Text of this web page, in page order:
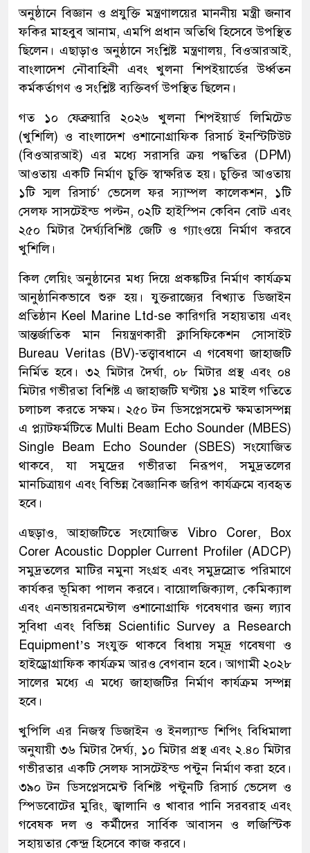
অনুষ্ঠানে বিজ্ঞান ও প্রযুক্তি মন্ত্রণালয়ের মাননীয় মন্ত্রী জনাব
ফকির মাহবুব আনাম, এমপি প্রধান অতিথি হিসেবে উপস্থিত
ছিলেন। এছাড়াও অনুষ্ঠানে সংশ্লিষ্ট মন্ত্রণালয়, বিওআরআই,
বাংলাদেশ নৌবাহিনী এবং খুলনা শিপইয়ার্ডের উর্ধ্বতন
কর্মকর্তাগণ ও সংশ্লিষ্ট ব্যক্তিবর্গ উপস্থিত ছিলেন।
গত ১০ ফেব্রুয়ারি ২০২৬ খুলনা শিপইয়ার্ড লিমিটেড
(খুশিলি) ও বাংলাদেশ ওশানোগ্রাফিক রিসার্চ ইনস্টিটিউট
(বিওআরআই) এর মধ্যে সরাসরি ক্রয় পদ্ধতির (DPM)
আওতায় একটি নির্মাণ চুক্তি স্বাক্ষরিত হয়। চুক্তির আওতায়
১টি স্মল রিসার্চ’ ভেসেল ফর স্যাম্পল কালেকশন, ১টি
সেলফ সাসটেইন্ড পল্টন, ০২টি হাইস্পিন কেবিন বোট এবং
২৫০ মিটার দৈর্ঘ্যবিশিষ্ট জেটি ও গ্যাংওয়ে নির্মাণ করবে
খুশিলি।
কিল লেয়িং অনুষ্ঠানের মধ্য দিয়ে প্রকঙ্কটির নির্মাণ কার্যক্রম
আনুষ্ঠানিকভাবে শুরু হয়। যুক্তরাজ্যের বিখ্যাত ডিজাইন
প্রতিষ্ঠান Keel Marine Ltd-se কারিগরি সহায়তায় এবং
আন্তর্জাতিক মান নিয়ন্ত্রণকারী ক্লাসিফিকেশন সোসাইট
Bureau Veritas (BV)-তত্ত্বাবধানে এ গবেষণা জাহাজটি
নির্মিত হবে। ৩২ মিটার দৈর্ঘা, ০৮ মিটার প্রস্থ এবং ০৪
মিটার গভীরতা বিশিষ্ট এ জাহাজটি ঘণ্টায় ১৪ মাইল গতিতে
চলাচল করতে সক্ষম। ২৫০ টন ডিসপ্লেসমেন্ট ক্ষমতাসম্পন্ন
এ প্ল্যাটফর্মটিতে Multi Beam Echo Sounder (MBES)
Single Beam Echo Sounder (SBES) সংযোজিত
থাকবে, যা সমুদ্রের গভীরতা নিরূপণ, সমুদ্রতলের
মানচিত্রায়ণ এবং বিভিন্ন বৈজ্ঞানিক জরিপ কার্যক্রমে ব্যবহৃত
হবে।
এছড়াও, আহাজটিতে সংযোজিত Vibro Corer, Box
Corer Acoustic Doppler Current Profiler (ADCP)
সমুদ্রতলের মাটির নমুনা সংগ্রহ এবং সমুদ্রস্রোত পরিমাণে
কার্যকর ভূমিকা পালন করবে। বায়োলজিক্যাল, কেমিক্যাল
এবং এনভায়রনমেন্টাল ওশানোগ্রাফি গবেষণার জন্য ল্যাব
সুবিধা এবং বিভিন্ন Scientific Survey a Research
Equipment’s সংযুক্ত থাকবে বিধায় সমূদ্র গবেষণা ও
হাইড্রোগ্রাফিক কার্যক্রম আরও বেগবান হবে। আগামী ২০২৮
সালের মধ্যে এ মধ্যে জাহাজটির নির্মাণ কার্যক্রম সম্পন্ন
হবে।
খুপিলি এর নিজস্ব ডিজাইন ও ইনল্যান্ড শিপিং বিধিমালা
অনুযায়ী ৩৬ মিটার দৈর্ঘ্য, ১০ মিটার প্রস্থ এবং ২.৪০ মিটার
গভীরতার একটি সেলফ সাসটেইন্ড পন্টুন নির্মাণ করা হবে।
৩৯০ টন ডিসপ্লেসমেন্ট বিশিষ্ট পন্টুনটি রিসার্চ ভেসেল ও
স্পিডবোটের মুরিং, জ্বালানি ও খাবার পানি সরবরাহ এবং
গবেষক দল ও কর্মীদের সার্বিক আবাসন ও লজিস্টিক
সহায়তার কেন্দ্র হিসেবে কাজ করবে।